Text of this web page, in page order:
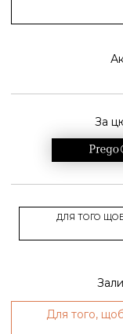
За
ДЛЯ ТОГО
Для того,